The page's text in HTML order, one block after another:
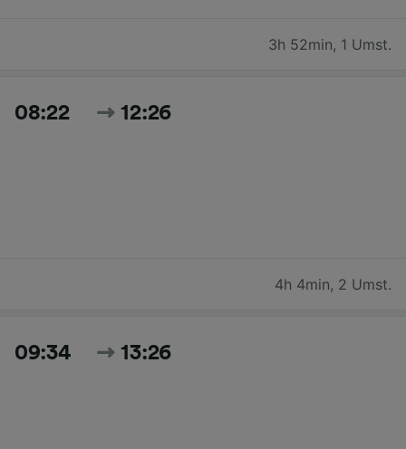
3h 52min, 1 Umst.
08:22 12:26
4h 4min, 2 Umst.
09:34 13:26